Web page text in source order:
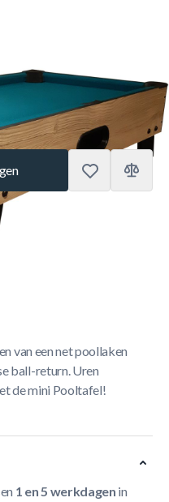
Op voorraad
van een net poollaken
ball-return. Uren
de mini Pooltafel!
1 en 5 werkdagen in